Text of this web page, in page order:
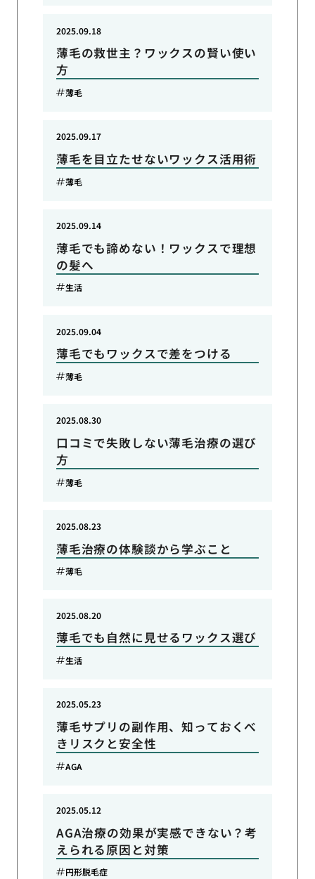
薄毛の救世主？ワックスの賢い使い
方
2025.09.18
薄毛
薄毛を目立たせないワックス活用術
2025.09.17
薄毛
薄毛でも諦めない！ワックスで理想
の髪へ
2025.09.14
生活
薄毛でもワックスで差をつける
2025.09.04
薄毛
口コミで失敗しない薄毛治療の選び
方
2025.08.30
薄毛
薄毛治療の体験談から学ぶこと
2025.08.23
薄毛
薄毛でも自然に見せるワックス選び
2025.08.20
生活
薄毛サプリの副作用、知っておくべ
きリスクと安全性
2025.05.23
AGA
AGA治療の効果が実感できない？考
えられる原因と対策
2025.05.12
円形脱毛症